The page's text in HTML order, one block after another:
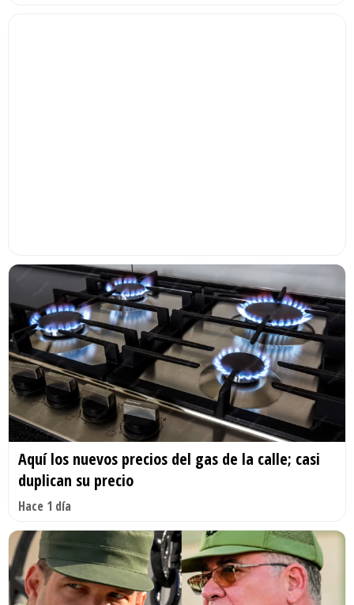
Aquí los nuevos precios del gas de la calle; casi
duplican su precio
Hace 1 día